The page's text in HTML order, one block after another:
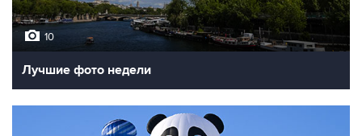
10
Лучшие фото недели